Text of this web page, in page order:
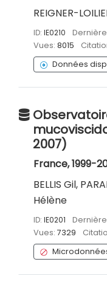
REIGNER-
ID: IE0210
Vues: 8015
Données
2007)
France, 1999-
BELLIS Gil,
Hélène
ID: IE0201
Vues: 7329